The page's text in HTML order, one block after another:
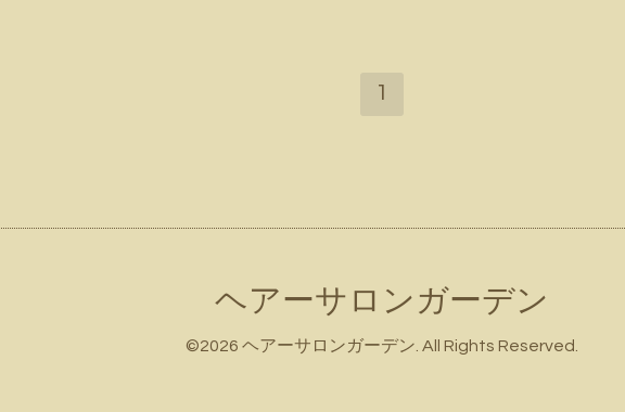
1
ヘアーサロンガーデン
©2026 ヘアーサロンガーデン . All Rights Reserved.